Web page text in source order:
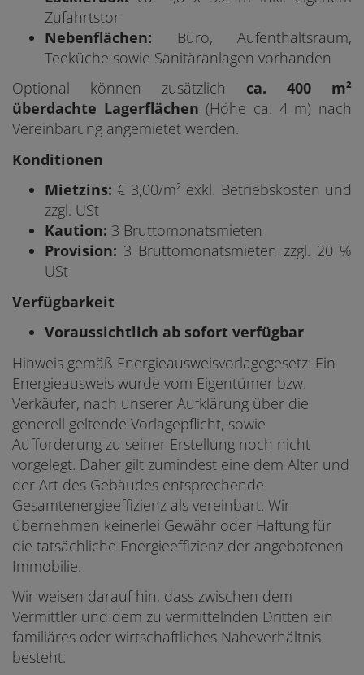
Zufahrtstor
Nebenflächen: Büro, Aufenthaltsraum,
Teeküche sowie Sanitäranlagen vorhanden
Optional können zusätzlich ca. 400 m²
überdachte Lagerflächen (Höhe ca. 4 m) nach
Vereinbarung angemietet werden.
Konditionen
Mietzins: € 3,00/m² exkl. Betriebskosten und
zzgl. USt
Kaution: 3 Bruttomonatsmieten
Provision: 3 Bruttomonatsmieten zzgl. 20 %
USt
Verfügbarkeit
Voraussichtlich ab sofort verfügbar
Hinweis gemäß Energieausweisvorlagegesetz: Ein
Energieausweis wurde vom Eigentümer bzw.
Verkäufer, nach unserer Aufklärung über die
generell geltende Vorlagepflicht, sowie
Aufforderung zu seiner Erstellung noch nicht
vorgelegt. Daher gilt zumindest eine dem Alter und
der Art des Gebäudes entsprechende
Gesamtenergieeffizienz als vereinbart. Wir
übernehmen keinerlei Gewähr oder Haftung für
die tatsächliche Energieeffizienz der angebotenen
Immobilie.
Wir weisen darauf hin, dass zwischen dem
Vermittler und dem zu vermittelnden Dritten ein
familiäres oder wirtschaftliches Naheverhältnis
besteht.